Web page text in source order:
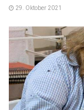
29. Oktober 2021